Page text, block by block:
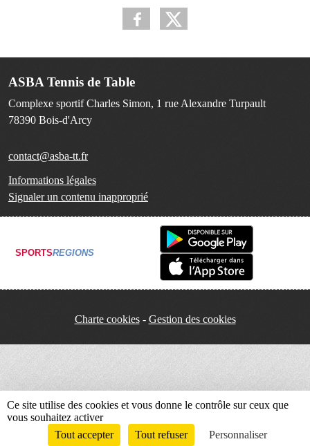
ASBA Tennis de Table
Complexe sportif Charles Simon, 1 rue Alexandre Turpault
78390 Bois-d'Arcy
contact@asba-tt.fr
Informations légales
Signaler un contenu inapproprié
SPORTSREGIONS
Charte cookies Gestion des cookies
Envie de participer ? Connexion
Ce site utilise des cookies et vous donne le contrôle sur ceux que
vous souhaitez activer
Tout accepter
Tout refuser Personnaliser